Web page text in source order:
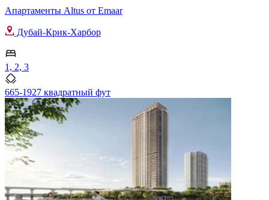
Апартаменты Altus от Emaar
Дубай-Крик-Харбор
1, 2, 3
665-1927 квадратный фут